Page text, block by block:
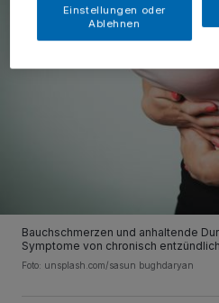
Bauchschmerzen und anhaltende
Symptome von chronisch
Foto: unsplash.com/sasun bughdaryan
Einstellungen oder
Ablehnen